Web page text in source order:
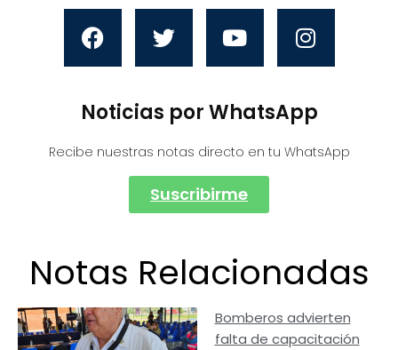
Noticias por WhatsApp
Recibe nuestras notas directo en tu WhatsApp
Suscribirme
Notas Relacionadas
Bomberos advierten
falta de capacitación